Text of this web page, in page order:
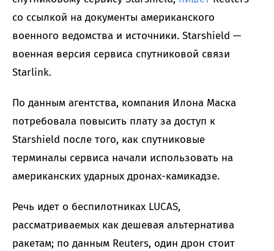
со ссылкой на документы американского
военного ведомства и источники. Starshield —
военная версия сервиса спутниковой связи
Starlink.
По данным агентства, компания Илона Маска
потребовала повысить плату за доступ к
Starshield после того, как спутниковые
терминалы сервиса начали использовать на
американских ударных дронах-камикадзе.
Речь идет о беспилотниках LUCAS,
рассматриваемых как дешевая альтернатива
ракетам; по данным Reuters, один дрон стоит